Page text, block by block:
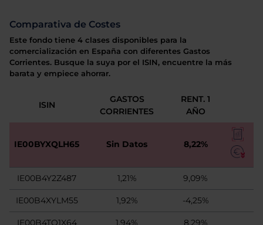
Comparativa de Costes
Este fondo tiene 4 clases disponibles para la
comercialización en España con diferentes Gastos
Corrientes. Busque la suya por el ISIN, encuentre la más
barata y empiece ahorrar.
ISIN
GASTOS
CORRIENTES
RENT. 1
AÑO
IE00BYXQLH65 Sin Datos 8,22%
IE00B4Y2Z487 1,21% 9,09%
IE00B4XYLM55 1,92% -4,25%
IE00B4TQ1X64 1,94% 8,29%